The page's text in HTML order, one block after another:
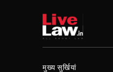
मुख्य सुर्खियां